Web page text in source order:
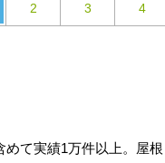
2 3 4
て実績1万件以上。屋